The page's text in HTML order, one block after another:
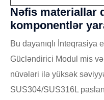
Nəfis materiallar
komponentlər
Bu dayanıqlı İnteqrasiya
Gücləndirici Modul mis
nüvələri ilə yüksək
SUS304/SUS316L